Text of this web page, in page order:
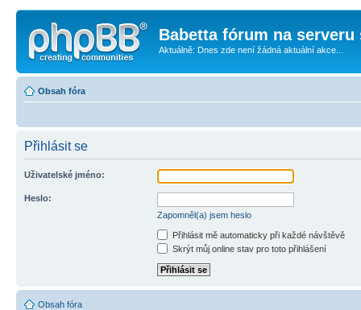
Babetta fórum na serveru
Aktuálně: Dnes zde není žádná aktuální akce...
Obsah fóra
Přihlásit se
Uživatelské jméno:
Heslo:
Zapomněl(a) jsem heslo
Přihlásit mě automaticky při každé návštěvě
Skrýt můj online stav pro toto přihlášení
Obsah fóra